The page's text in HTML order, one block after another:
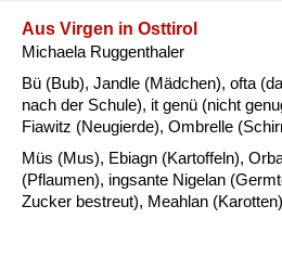
Aus Virgen in Osttirol
Michaela Ruggenthaler
Bü (Bub), Jandle (Mädchen), ofta
nach der Schule), it genü (nicht
Fiawitz (Neugierde), Ombrelle
Müs (Mus), Ebiagn (Kartoffeln),
(Pflaumen), ingsante Nigelan
Zucker bestreut), Meahlan